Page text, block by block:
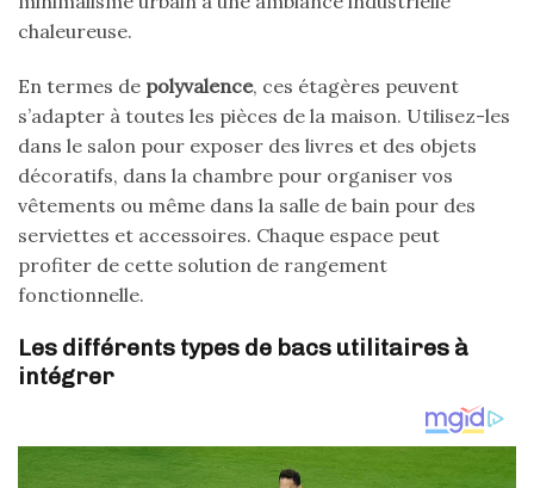
chaleureuse.
En termes de polyvalence, ces étagères peuvent
s’adapter à toutes les pièces de la maison. Utilisez-les
dans le salon pour exposer des livres et des objets
décoratifs, dans la chambre pour organiser vos
vêtements ou même dans la salle de bain pour des
serviettes et accessoires. Chaque espace peut
profiter de cette solution de rangement
fonctionnelle.
Les différents types de bacs utilitaires à
intégrer